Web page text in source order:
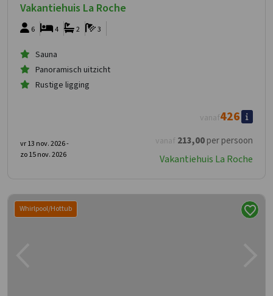
Vakantiehuis La Roche
6 3
2
4
Sauna
Panoramisch uitzicht
Rustige ligging
vanaf 213,00per persoon
vanaf426
vr 13 nov. 2026 -
zo 15 nov. 2026
Vakantiehuis La Roche
Whirlpool/Hottub